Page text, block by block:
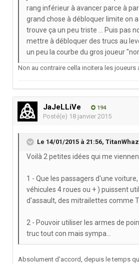
rang inférieur à avancer parce à
grand chose à débloquer limite on
trouve ça un peu triste ... Puis pas
mettre à débloquer des trucs au
un peu la courbe du gros joueur
Non au contraire cella incitera les joueurs
JaJeLLiVe 194
Posté(e) 18 janvier 2015
Le 14/01/2015 à 21:56,
Voilà 2 petites idées qui me
1 - Que les passagers d'une
véhicules 4 roues ou + ) puissent
d'assault, des mitrailettes comme
2 - Pouvoir utiliser les armes de
truc tout con mais sympa...
Absolument d'accord, depuis le temps